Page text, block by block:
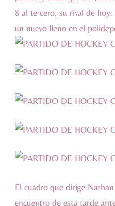
8 al tercero, su rival de
un nuevo lleno en el
El cuadro que dirige
encuentro de esta tarde